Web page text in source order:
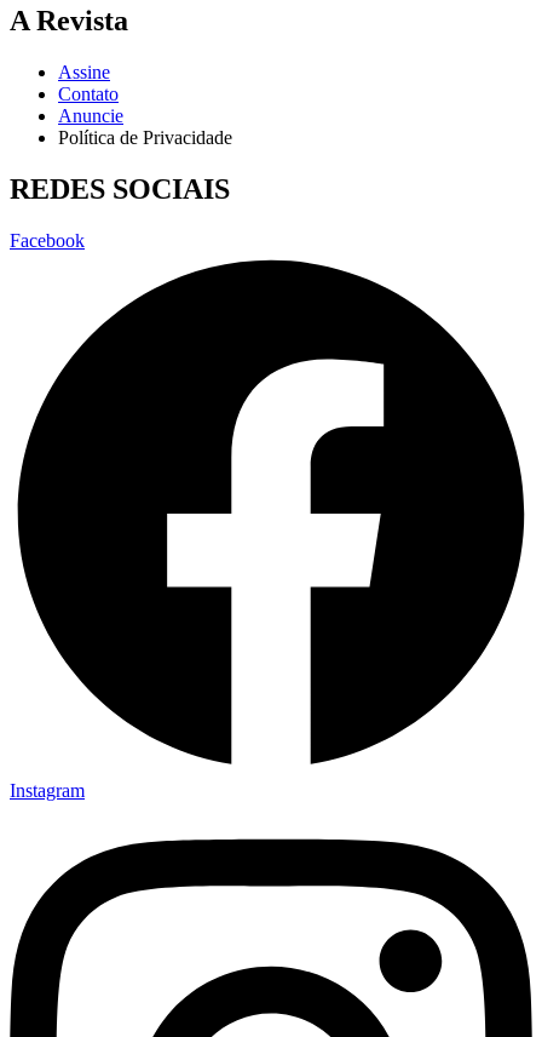
A Revista
Assine
Contato
Anuncie
Política de Privacidade
REDES SOCIAIS
Facebook
Instagram